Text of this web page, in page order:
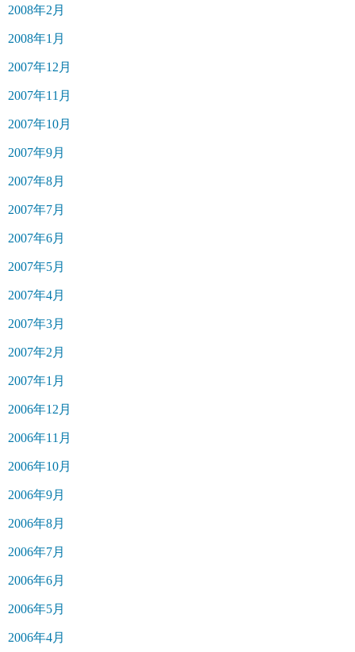
2008年2月
2008年1月
2007年12月
2007年11月
2007年10月
2007年9月
2007年8月
2007年7月
2007年6月
2007年5月
2007年4月
2007年3月
2007年2月
2007年1月
2006年12月
2006年11月
2006年10月
2006年9月
2006年8月
2006年7月
2006年6月
2006年5月
2006年4月